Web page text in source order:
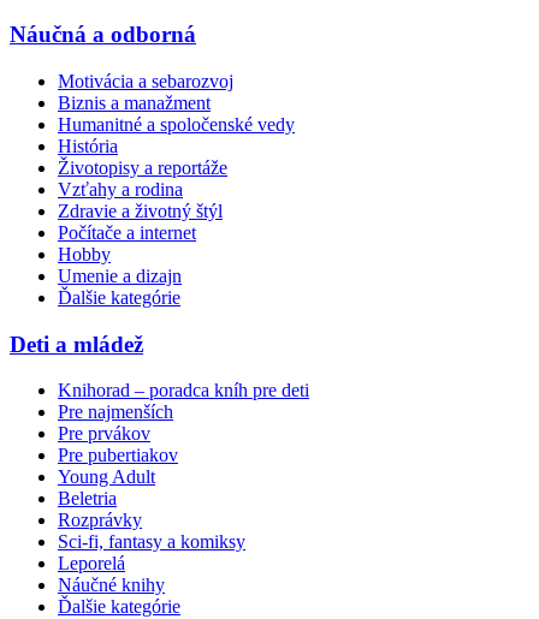
Náučná a odborná
Motivácia a sebarozvoj
Biznis a manažment
Humanitné a spoločenské vedy
História
Životopisy a reportáže
Vzťahy a rodina
Zdravie a životný štýl
Počítače a internet
Hobby
Umenie a dizajn
Ďalšie kategórie
Deti a mládež
Knihorad – poradca kníh pre deti
Pre najmenších
Pre prvákov
Pre pubertiakov
Young Adult
Beletria
Rozprávky
Sci-fi, fantasy a komiksy
Leporelá
Náučné knihy
Ďalšie kategórie